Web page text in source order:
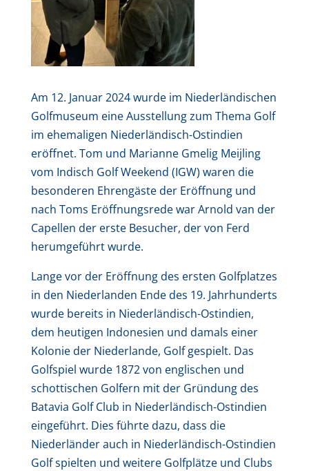
Am 12. Januar 2024 wurde im Niederländischen
Golfmuseum eine Ausstellung zum Thema Golf
im ehemaligen Niederländisch-Ostindien
eröffnet. Tom und Marianne Gmelig Meijling
vom Indisch Golf Weekend (IGW) waren die
besonderen Ehrengäste der Eröffnung und
nach Toms Eröffnungsrede war Arnold van der
Capellen der erste Besucher, der von Ferd
herumgeführt wurde.
Lange vor der Eröffnung des ersten Golfplatzes
in den Niederlanden Ende des 19. Jahrhunderts
wurde bereits in Niederländisch-Ostindien,
dem heutigen Indonesien und damals einer
Kolonie der Niederlande, Golf gespielt. Das
Golfspiel wurde 1872 von englischen und
schottischen Golfern mit der Gründung des
Batavia Golf Club in Niederländisch-Ostindien
eingeführt. Dies führte dazu, dass die
Niederländer auch in Niederländisch-Ostindien
Golf spielten und weitere Golfplätze und Clubs